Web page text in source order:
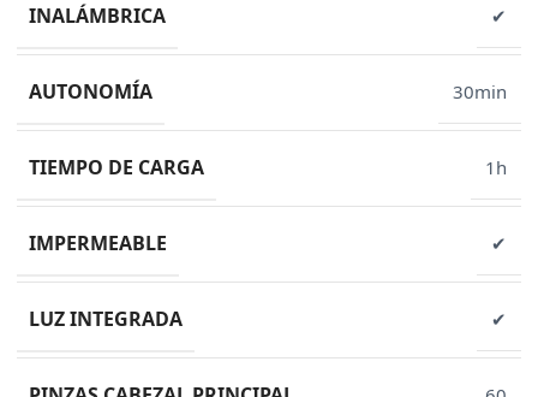
INALÁMBRICA ✔
AUTONOMÍA 30min
TIEMPO DE CARGA 1h
IMPERMEABLE ✔
LUZ INTEGRADA ✔